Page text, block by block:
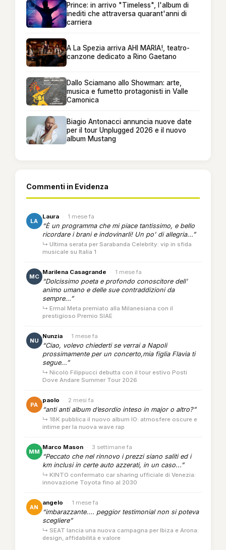
Prince: in arrivo "Timeless", l'album di
inediti che attraversa quarant'anni di
carriera
A La Spezia arriva AHI MARIA!, teatro-
canzone dedicato a Rino Gaetano
Dallo Sciamano allo Showman: arte,
musica e fumetto protagonisti in Valle
Camonica
Biagio Antonacci annuncia nuove date
per il tour Unplugged 2026 e il nuovo
album Mustang
Commenti in Evidenza
LA
Laura · 1 mese fa
“È un programma che mi piace tantissimo, e bello
ricordare i brani e indovinarli! Un po' di allegria...”
↳ Ultima serata per Sarabanda Celebrity: vip in sfida
musicale su Italia 1
MC
Marilena Casagrande · 1 mese fa
“Dolcissimo poeta e profondo conoscitore dell'
animo umano e delle sue contraddizioni da
sempre...”
↳ Ermal Meta premiato alla Milanesiana con il
prestigioso Premio SIAE
NU
Nunzia · 1 mese fa
“Ciao, volevo chiederti se verrai a Napoli
prossimamente per un concerto,mia figlia Flavia ti
segue...”
↳ Nicolò Filippucci debutta con il tour estivo Posti
Dove Andare Summer Tour 2026
PA
paolo · 2 mesi fa
“anti anti album d’esordio inteso in major o altro?”
↳ 18K pubblica il nuovo album IO: atmosfere oscure e
intime per la nuova wave rap
MM
Marco Mason · 3 settimane fa
“Peccato che nel rinnovo i prezzi siano saliti ed i
km inclusi in certe auto azzerati, in un caso...”
↳ KINTO confermato car sharing ufficiale di Venezia:
innovazione Toyota fino al 2030
AN
angelo · 1 mese fa
“imbarazzante.... peggior testimonial non si poteva
scegliere”
↳ SEAT lancia una nuova campagna per Ibiza e Arona:
design, affidabilità e valore